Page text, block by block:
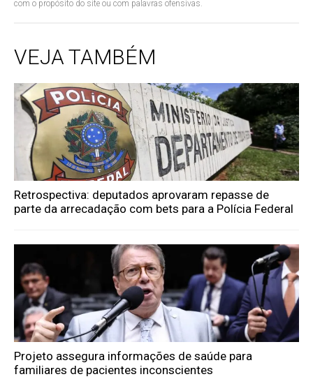
com o propósito do site ou com palavras ofensivas.
VEJA TAMBÉM
Retrospectiva: deputados aprovaram repasse de
parte da arrecadação com bets para a Polícia Federal
Projeto assegura informações de saúde para
familiares de pacientes inconscientes